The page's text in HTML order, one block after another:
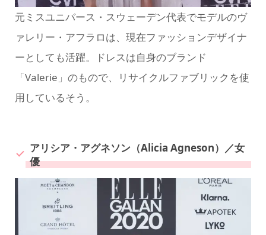
元ミスユニバース・スウェーデン代表でモデルのヴ
ァレリー・アフラロは、現在ファッションデザイナ
ーとしても活躍。ドレスは自身のブランド
「Valerie」のもので、リサイクルファブリックを使
用しているそう。
アリシア・アグネソン（Alicia Agneson）／女
優